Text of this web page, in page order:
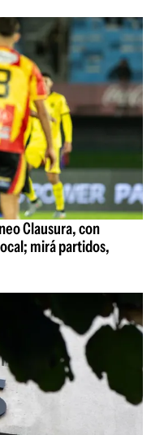
Clausura, con
mirá partidos,